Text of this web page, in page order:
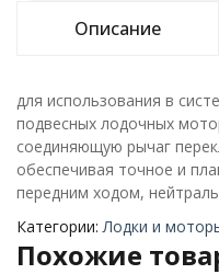
Описание
для использования в
подвесных лодочных
соединяющую рычаг
обеспечивая точное и
передним ходом,
Категории:Лодки и
Похожие